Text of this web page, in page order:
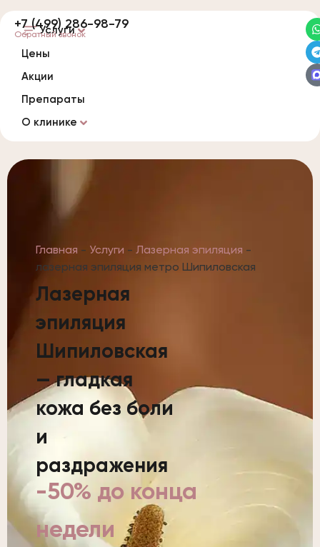
Услуги
Цены
Акции
Препараты
О клинике
+7 (499) 286-98-79
Обратный звонок
Главная - Услуги - Лазерная эпиляция -
лазерная эпиляция метро Шипиловская
Лазерная
эпиляция
Шипиловская
— гладкая
кожа без боли
и
раздражения
-50% до конца
недели